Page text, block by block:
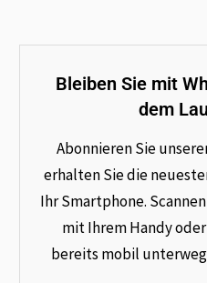
Bleiben Sie mit
dem
Abonnieren Sie
erhalten Sie die
Ihr Smartphone.
mit Ihrem Handy
bereits mobil